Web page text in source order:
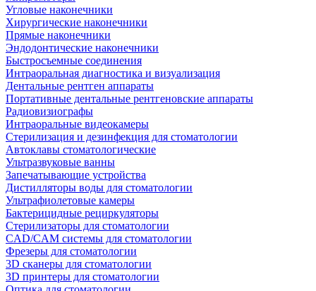
Угловые наконечники
Хирургические наконечники
Прямые наконечники
Эндодонтические наконечники
Быстросъемные соединения
Интраоральная диагностика и визуализация
Дентальные рентген аппараты
Портативные дентальные рентгеновские аппараты
Радиовизиографы
Интраоральные видеокамеры
Стерилизация и дезинфекция для стоматологии
Автоклавы стоматологические
Ультразвуковые ванны
Запечатывающие устройства
Дистилляторы воды для стоматологии
Ультрафиолетовые камеры
Бактерицидные рециркуляторы
Стерилизаторы для стоматологии
CAD/CAM системы для стоматологии
Фрезеры для стоматологии
3D cканеры для стоматологии
3D принтеры для стоматологии